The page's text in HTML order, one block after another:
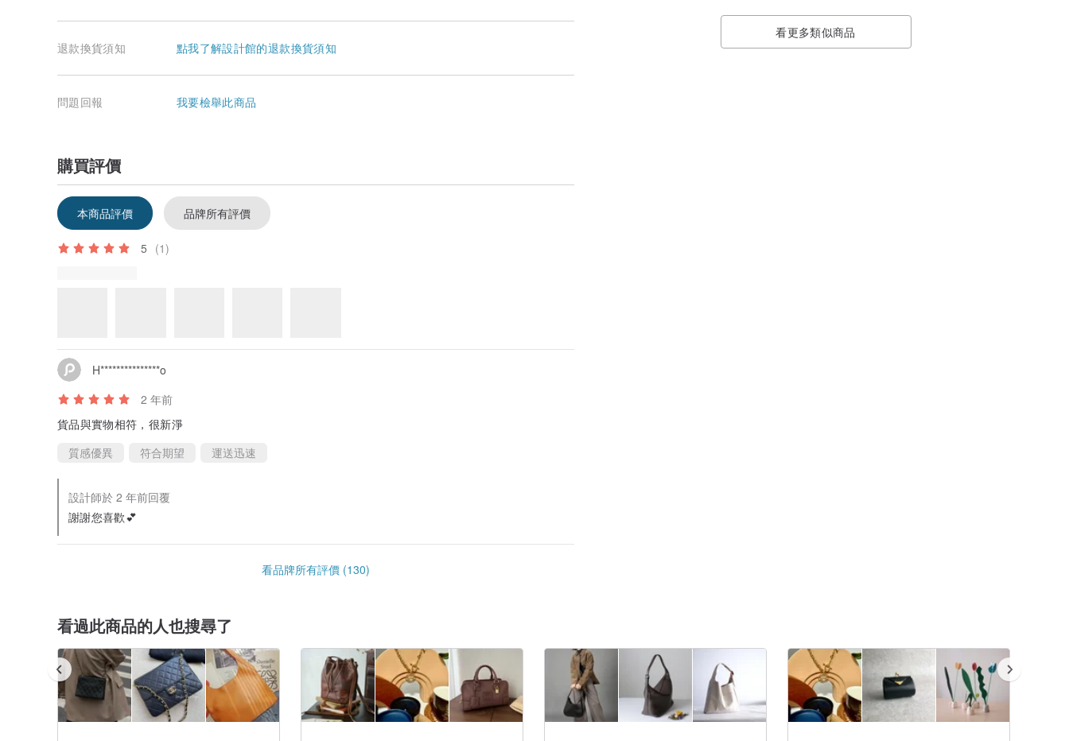
看更多類似商品
退款換貨須知 點我了解設計館的退款換貨須知
問題回報 我要檢舉此商品
購買評價
本商品評價 品牌所有評價
5 (1)
質感優異
符合期望
謝謝您喜歡💕
看過此商品的人也搜尋了
\ New / Vintage 袋新品速報 中古袋專區 側背包/斜孭袋 二手名牌包 / 中古包新品專區
與此商品相似